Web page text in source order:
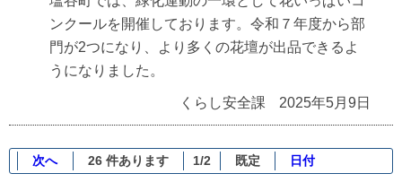
ンクールを開催しております。令和７年度から部
門が2つになり、より多くの花壇が出品できるよ
うになりました。
くらし安全課 2025年5月9日
次へ 26 件あります 1/2 既定 日付